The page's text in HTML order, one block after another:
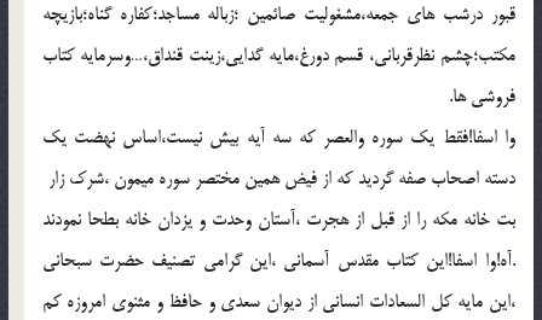
قبور درشب هاي جمعه،مشغوليت صائمين ؛زباله مساجد؛کفاره گناه؛بازيچه
مکتب؛چشم نظرقرباني، قسم دورغ،مايه گدايي،زينت قنداق،…وسرمايه کتاب
فروشي ها.
وا اسفا!فقط يک سوره والعصر که سه آيه بيش نيست،اساس نهضت يک
دسته اصحاب صفه گرديد که از فيض همين مختصر سوره ميمون ،شرک زار
بت خانه مکه را از قبل از هجرت ،آستان وحدت و يزدان خانه بطحا نمودند
.آه!وا اسفا!اين کتاب مقدس آسماني ،اين گرامي تصنيف حضرت سبحاني
،اين مايه کل السعادات انساني از ديوان سعدي و حافظ و مثنوي امروزه کم